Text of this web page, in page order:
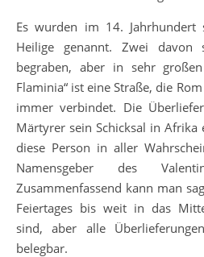
Es wurden im 14. Jahrhundert
Heilige genannt. Zwei davon
begraben, aber in sehr
Flaminia“ ist eine Straße, die
immer verbindet. Die
Märtyrer sein Schicksal in
diese Person in aller
Namensgeber des
Zusammenfassend kann man
Feiertages bis weit in das
sind, aber alle
belegbar.